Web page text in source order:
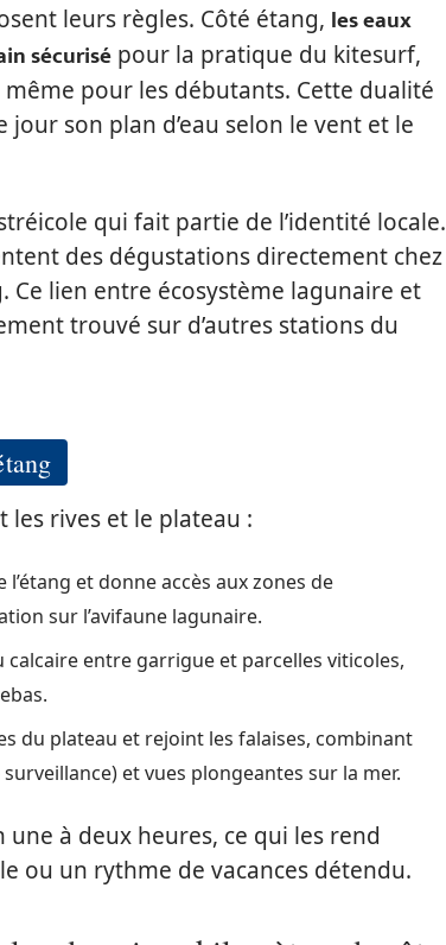
leurs règles. Côté étang, les eaux
sécurisé pour la pratique du kitesurf,
pour les débutants. Cette dualité
son plan d’eau selon le vent et le
qui fait partie de l’identité locale.
des dégustations directement chez
Ce lien entre écosystème lagunaire et
trouvé sur d’autres stations du
les rives et le plateau :
et donne accès aux zones de
sur l’avifaune lagunaire.
entre garrigue et parcelles viticoles,
du plateau et rejoint les falaises, combinant
et vues plongeantes sur la mer.
à deux heures, ce qui les rend
ou un rythme de vacances détendu.